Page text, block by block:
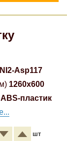
Asp117
1260x600
ABS-пластик
шт